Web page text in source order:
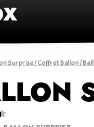
Surprise/Coffret Ballon/